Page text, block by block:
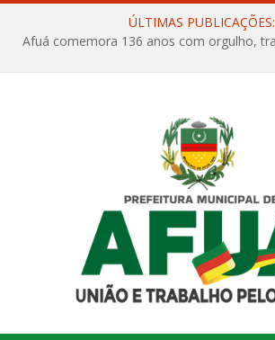
ÚLTIMAS PUBLICAÇÕES: